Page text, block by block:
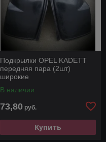
Подкрылки OPEL KADETT
передняя пара (2шт)
широкие
В наличии
73,80 руб.
Купить